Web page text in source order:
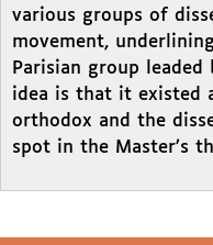
various groups of
movement,
Parisian group leaded
idea is that it existed
orthodox and the
spot in the Master’s